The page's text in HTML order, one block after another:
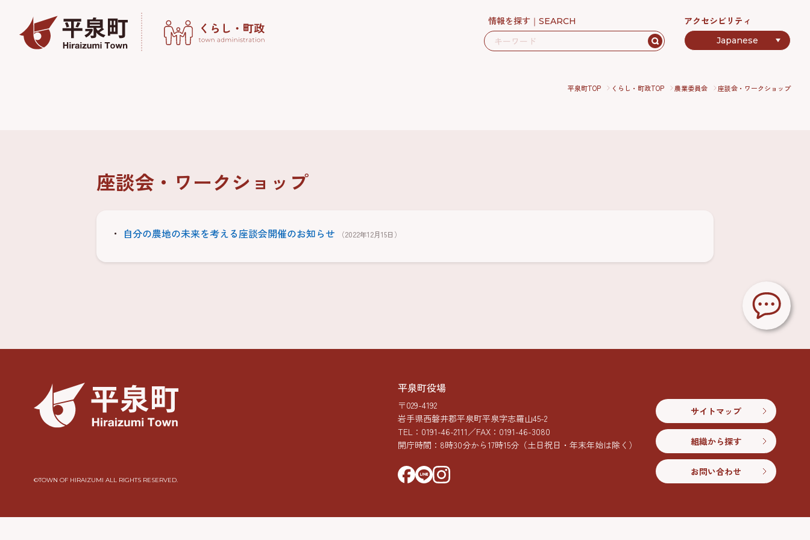
情報を探す SEARCH アクセシビリティ
平泉町TOP くらし・町政TOP 農業委員会 座談会・ワークショップ
座談会・ワークショップ
自分の農地の未来を考える座談会開催のお知らせ （2022年12月15日）
©︎TOWN OF HIRAIZUMI ALL RIGHTS RESERVED.
平泉町役場
〒029-4192
岩手県西磐井郡平泉町平泉字志羅山45-2
TEL： 0191-46-2111／FAX：0191-46-3080
開庁時間：8時30分から17時15分 （土日祝日・年末年始は除く）
サイトマップ
組織から探す
お問い合わせ